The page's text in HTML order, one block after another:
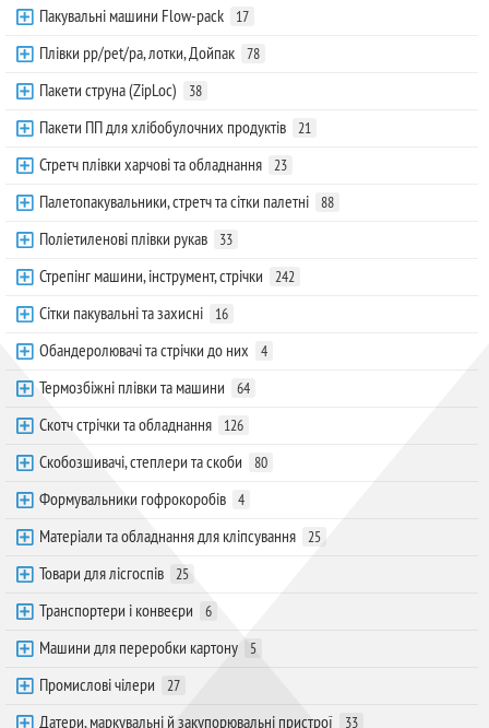
Пакувальні машини Flow-pack 17
Плівки pp/pet/pa, лотки, Дойпак 78
Пакети струна (ZipLoc) 38
Пакети ПП для хлібобулочних продуктів 21
Стретч плівки харчові та обладнання 23
Палетопакувальники, стретч та сітки палетні 88
Поліетиленові плівки рукав 33
Стрепінг машини, інструмент, стрічки 242
Сітки пакувальні та захисні 16
Обандеролювачі та стрічки до них 4
Термозбіжні плівки та машини 64
Скотч стрічки та обладнання 126
Скобозшивачі, степлери та скоби 80
Формувальники гофрокоробів 4
Матеріали та обладнання для кліпсування 25
Товари для лісгоспів 25
Транспортери і конвеєри 6
Машини для переробки картону 5
Промислові чілери 27
Датери, маркувальні й закупорювальні пристрої 33